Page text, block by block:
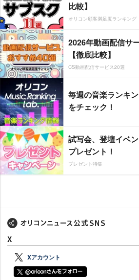
比較】
オリコン顧客満足度ランキング
2026年動画配信サ
【徹底比較】
CS動画配信サービス20選
毎週の音楽ランキ
をチェック！
試写会、登壇イベ
プレゼント！
プレゼント特集
X
Xアカウント